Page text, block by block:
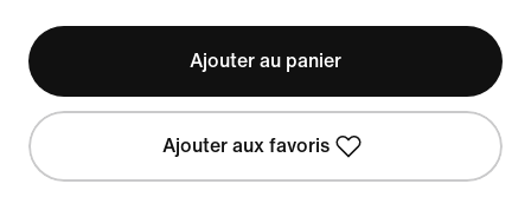
Ajouter au panier
Ajouter aux favoris